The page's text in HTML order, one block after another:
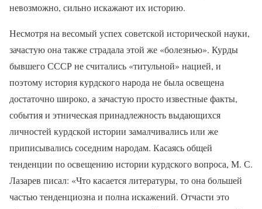
невозможно, сильно искажают их историю.
Несмотря на весомый успех советской исторической науки,
зачастую она также страдала этой же «болезнью». Курды
бывшего СССР не считались «титульной» нацией, и
поэтому история курдского народа не была освещена
достаточно широко, а зачастую просто известные факты,
события и этническая принадлежность выдающихся
личностей курдской истории замалчивались или же
приписывались соседним народам. Касаясь общей
тенденции по освещению истории курдского вопроса, М. С.
Лазарев писал: «Что касается литературы, то она большей
частью тенденциозна и полна искажений. Отчасти это